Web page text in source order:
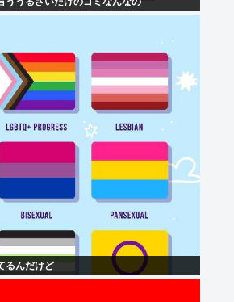
るんだけど